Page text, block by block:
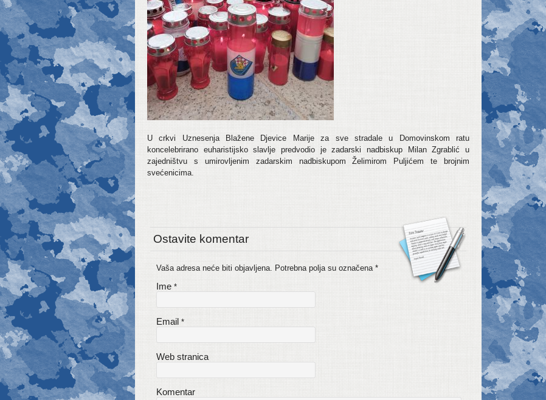
U crkvi Uznesenja Blažene Djevice Marije za sve stradale u Domovinskom ratu
koncelebrirano euharistijsko slavlje predvodio je zadarski nadbiskup Milan Zgrablić u
zajedništvu s umirovljenim zadarskim nadbiskupom Želimirom Puljićem te brojnim
svećenicima.
Ostavite komentar
Vaša adresa neće biti objavljena. Potrebna polja su označena *
Ime *
Email *
Web stranica
Komentar